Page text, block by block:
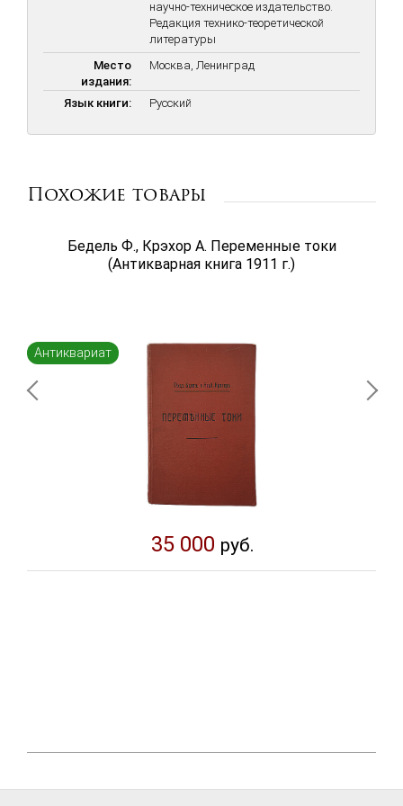
научно-техническое издательство.
Редакция технико-теоретической
литературы
Место
издания:
Москва, Ленинград
Язык книги: Русский
Похожие товары
Бедель Ф., Крэхор А. Переменные токи
(Антикварная книга 1911 г.)
Антиквариат
35 000 руб.